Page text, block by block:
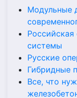
Модульные
системы
Русские
Гибридные
Все, что